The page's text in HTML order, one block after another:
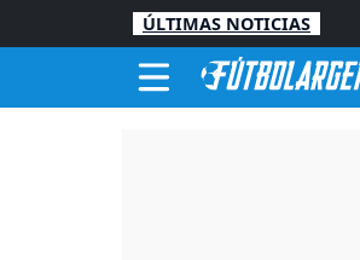
ÚLTIMAS NOTICIAS